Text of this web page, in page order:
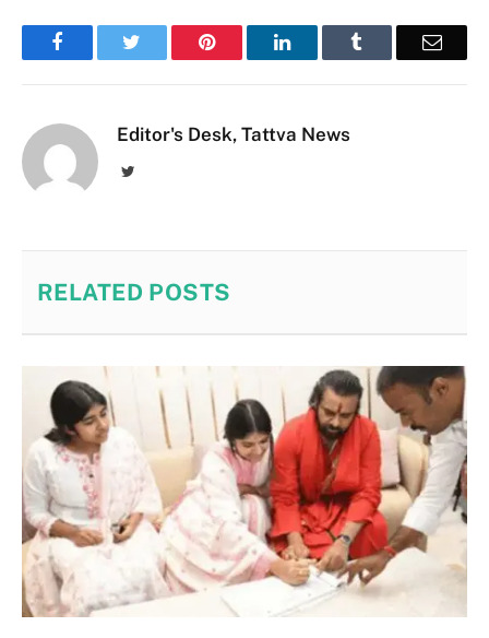
Facebook Pinterest LinkedIn Email
Editor's Desk, Tattva News
Twitter
RELATED POSTS